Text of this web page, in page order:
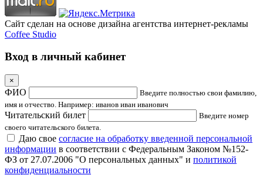
Сайт сделан на основе дизайна агентства интернет-рекламы
Coffee Studio
Вход в личный кабинет
×
ФИО
Введите полностью свои фамилию,
имя и отчество. Например: иванов иван иванович
Читательский билет
Введите номер
своего читательского билета.
Даю свое согласие на обработку введенной персональной
информации в соответствии с Федеральным Законом №152-
ФЗ от 27.07.2006 "О персональных данных" и политикой
конфиденциальности